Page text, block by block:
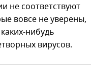
не соответствуют
вовсе не уверены,
нибудь
вирусов.